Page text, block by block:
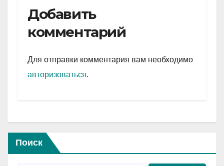
e
gr
a
m
er
s
A
p
и
Добавить
комментарий
Для отправки комментария вам необходимо
авторизоваться.
Поиск